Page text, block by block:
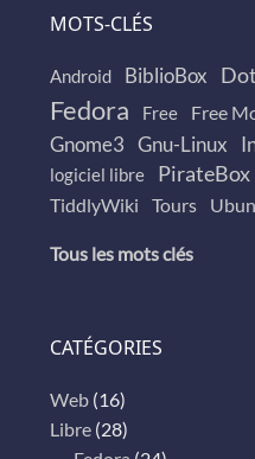
MOTS-CLÉS
Android BiblioBox
Fedora Free Free
Gnome3 Gnu-Linux
logiciel libre PirateBox
TiddlyWiki Tours
Tous les mots clés
CATÉGORIES
Web (16)
Libre (28)